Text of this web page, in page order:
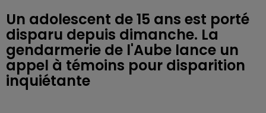
Un adolescent de 15 ans est porté
disparu depuis dimanche. La
gendarmerie de l'Aube lance un
appel à témoins pour disparition
inquiétante